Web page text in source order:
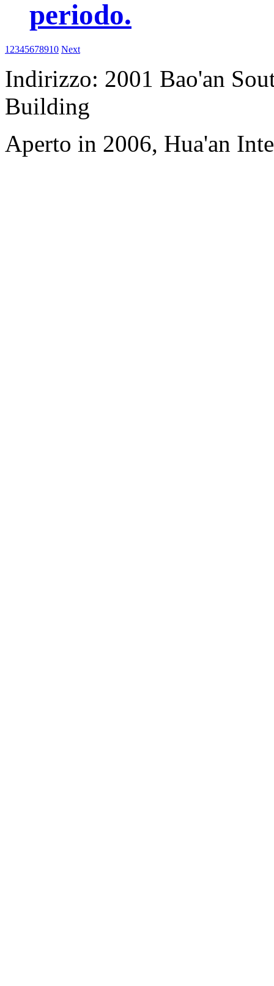
periodo.
1 2345678910 Next
Indirizzo: 2001 Bao'an
Building
Aperto in 2006, Hua'an